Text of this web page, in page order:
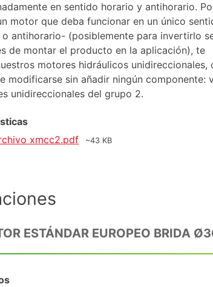
en sentido horario y antihorario.
motor que deba funcionar en un único
antihorario- (posiblemente para invertirlo
de montar el producto en la aplicación), te
motores hidráulicos unidireccionales,
modificarse sin añadir ningún componente:
unidireccionales del grupo 2.
xmcc2.pdf
~43 KB
ESTÁNDAR EUROPEO BRIDA